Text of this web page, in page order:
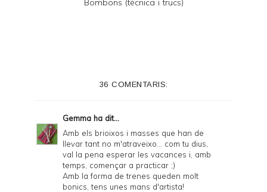
Bombons (tècnica i trucs)
36 COMENTARIS:
Gemma ha dit...
Amb els brioixos i masses que han de
llevar tant no m'atraveixo... com tu dius,
val la pena esperar les vacances i, amb
temps, començar a practicar ;)
Amb la forma de trenes queden molt
bonics, tens unes mans d'artista!